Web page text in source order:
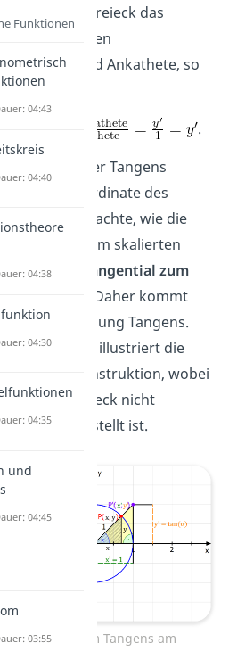
skalierte Dreieck das
zwischen
und Ankathete, so
wir
.
heißt, dass der Tangens
-Koordinate des
ist. Beachte, wie die
beim skalierten
gerade
tangential zum
ist. Daher kommt
die Bezeichnung Tangens.
folgende Bild illustriert die
Konstruktion, wobei
skalierte Dreieck nicht
dargestellt ist.
Definition vom Tangens am
Funktionen
04:43
04:40
04:38
04:30
04:35
und
04:45
03:55